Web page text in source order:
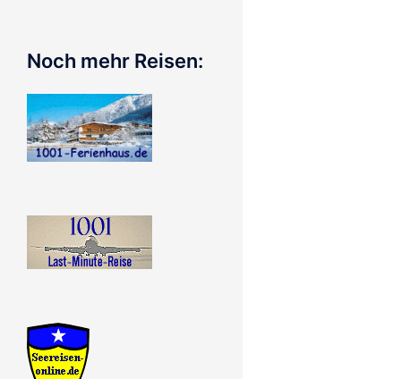
Noch mehr Reisen: